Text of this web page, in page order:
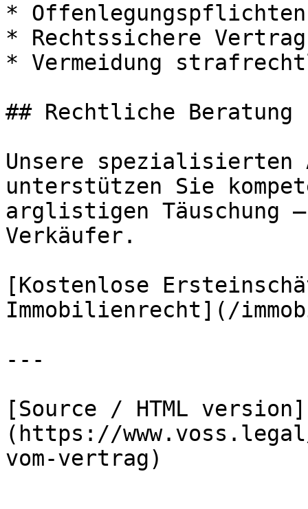
* Offenlegungspflichten
* Rechtssichere
* Vermeidung
## Rechtliche
Unsere spezialisierten
unterstützen Sie
arglistigen Täuschung
Verkäufer.
[Kostenlose
Immobilienrecht](/
---
[Source / HTML version]
(https://